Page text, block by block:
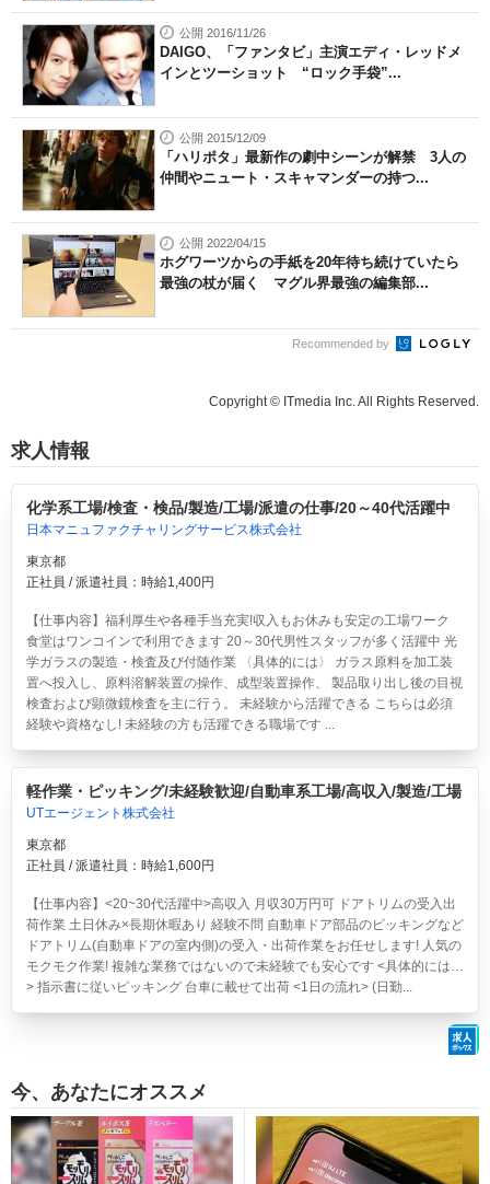
公開 2016/11/26
DAIGO、「ファンタビ」主演エディ・レッドメ
インとツーショット “ロック手袋”...
公開 2015/12/09
「ハリポタ」最新作の劇中シーンが解禁 3人の
仲間やニュート・スキャマンダーの持つ...
公開 2022/04/15
ホグワーツからの手紙を20年待ち続けていたら
最強の杖が届く マグル界最強の編集部...
Recommended by
Copyright © ITmedia Inc. All Rights Reserved.
求人情報
化学系工場/検査・検品/製造/工場/派遣の仕事/20～40代活躍中
日本マニュファクチャリングサービス株式会社
東京都
正社員 / 派遣社員：時給1,400円
【仕事内容】福利厚生や各種手当充実!収入もお休みも安定の工場ワーク
食堂はワンコインで利用できます 20～30代男性スタッフが多く活躍中 光
学ガラスの製造・検査及び付随作業 〈具体的には〉 ガラス原料を加工装
置へ投入し、原料溶解装置の操作、成型装置操作、 製品取り出し後の目視
検査および顕微鏡検査を主に行う。 未経験から活躍できる こちらは必須
経験や資格なし! 未経験の方も活躍できる職場です ...
軽作業・ピッキング/未経験歓迎/自動車系工場/高収入/製造/工場
UTエージェント株式会社
東京都
正社員 / 派遣社員：時給1,600円
【仕事内容】<20~30代活躍中>高収入 月収30万円可 ドアトリムの受入出
荷作業 土日休み×長期休暇あり 経験不問 自動車ドア部品のピッキングなど
ドアトリム(自動車ドアの室内側)の受入・出荷作業をお任せします! 人気の
モクモク作業! 複雑な業務ではないので未経験でも安心です <具体的には…
> 指示書に従いピッキング 台車に載せて出荷 <1日の流れ> (日勤...
今、あなたにオススメ